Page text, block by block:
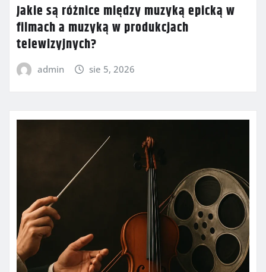
Jakie są różnice między muzyką epicką w
filmach a muzyką w produkcjach
telewizyjnych?
admin sie 5, 2026